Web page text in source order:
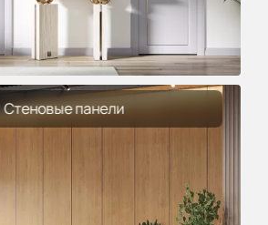
Стеновые панели